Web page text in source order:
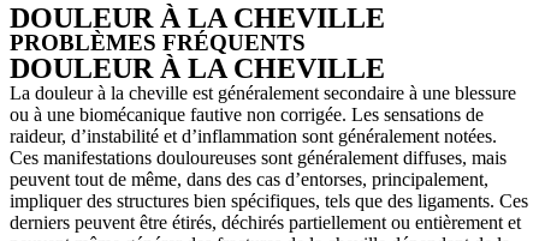
DOULEUR À LA CHEVILLE
PROBLÈMES FRÉQUENTS
DOULEUR À LA CHEVILLE
La douleur à la cheville est généralement secondaire à une blessure
ou à une biomécanique fautive non corrigée. Les sensations de
raideur, d’instabilité et d’inflammation sont généralement notées.
Ces manifestations douloureuses sont généralement diffuses, mais
peuvent tout de même, dans des cas d’entorses, principalement,
impliquer des structures bien spécifiques, tels que des ligaments. Ces
derniers peuvent être étirés, déchirés partiellement ou entièrement et